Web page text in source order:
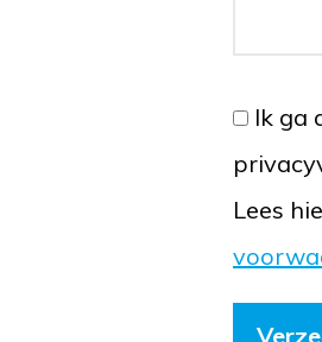
Ik ga
Lees